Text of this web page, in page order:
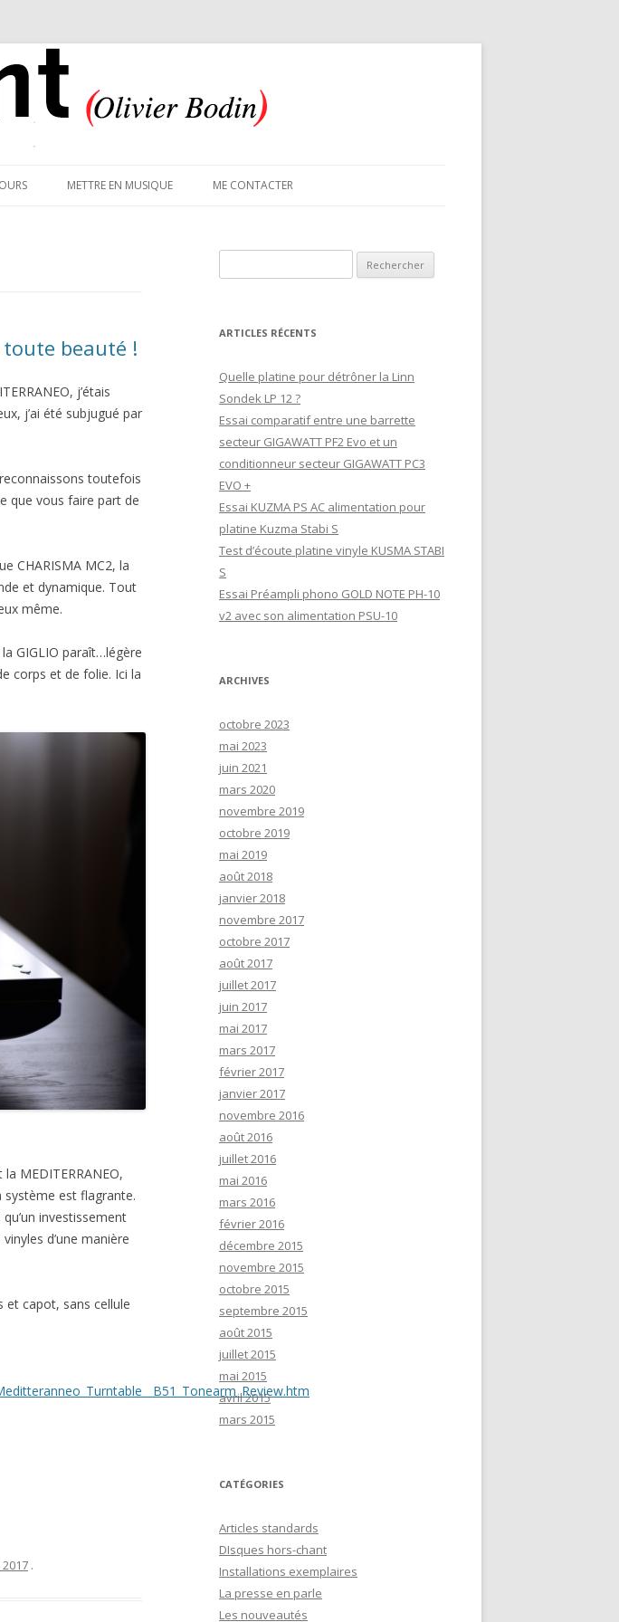
au METTRE EN MUSIQUE ME CONTACTER
toute beauté !
j’étais
j’ai été subjugué par
toutefois
que vous faire part de
CHARISMA MC2, la
et dynamique. Tout
même.
GIGLIO paraît…légère
corps et de folie. Ici la
MEDITERRANEO,
système est flagrante.
investissement
d’une manière
et capot, sans cellule
.
ARTICLES RÉCENTS
Quelle platine pour détrôner la Linn
Sondek LP 12 ?
Essai comparatif entre une barrette
secteur GIGAWATT PF2 Evo et un
conditionneur secteur GIGAWATT PC3
EVO +
Essai KUZMA PS AC alimentation pour
platine Kuzma Stabi S
Test d’écoute platine vinyle KUSMA STABI
S
Essai Préampli phono GOLD NOTE PH-10
v2 avec son alimentation PSU-10
ARCHIVES
octobre 2023
mai 2023
juin 2021
mars 2020
novembre 2019
octobre 2019
mai 2019
août 2018
janvier 2018
novembre 2017
octobre 2017
août 2017
juillet 2017
juin 2017
mai 2017
mars 2017
février 2017
janvier 2017
novembre 2016
août 2016
juillet 2016
mai 2016
mars 2016
février 2016
décembre 2015
novembre 2015
octobre 2015
septembre 2015
août 2015
juillet 2015
mai 2015
avril 2015
mars 2015
CATÉGORIES
Articles standards
DIsques hors-chant
Installations exemplaires
La presse en parle
Les nouveautés